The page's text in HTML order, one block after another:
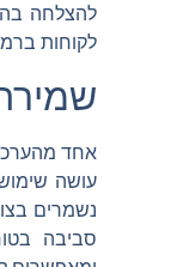
לקוחות
עושה
סביבה